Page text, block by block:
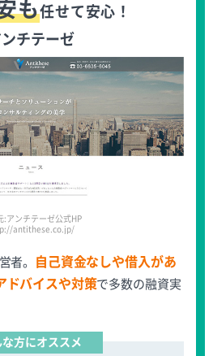
も任せて安心！
チテーゼ
:アンチテーゼ公式HP
antithese.co.jp/
者。 自己資金なしや借入があ
ドバイスや対策で多数の融資実
な方にオススメ